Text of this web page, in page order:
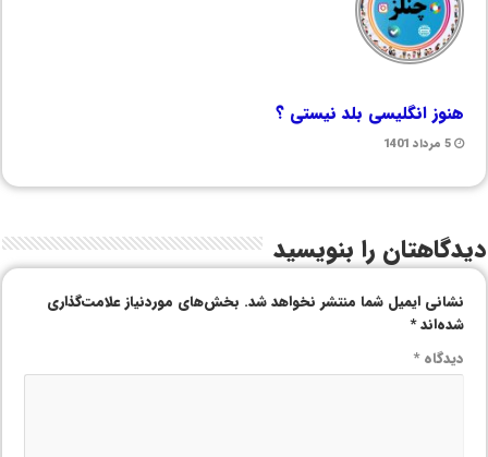
هنوز انگلیسی بلد نیستی ؟
5 مرداد 1401
دیدگاهتان را بنویسید
نشانی ایمیل شما منتشر نخواهد شد. بخش‌های موردنیاز علامت‌گذاری
شده‌اند*
دیدگاه*